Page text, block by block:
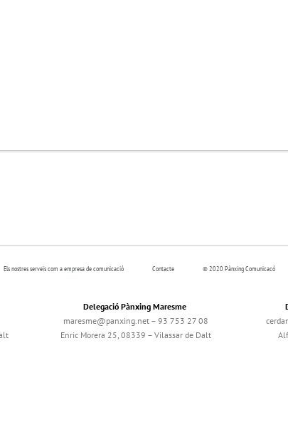
Els nostres serveis com a empresa de comunicació Contacte © 2020 Pànxing Comunicacó
Delegació Pànxing Maresme
maresme@panxing.net – 93 753 27 08
Enric Morera 25, 08339 – Vilassar de Dalt